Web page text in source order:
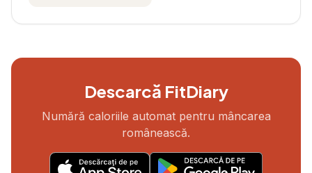
Descarcă FitDiary
Numără caloriile automat pentru mâncarea
românească.